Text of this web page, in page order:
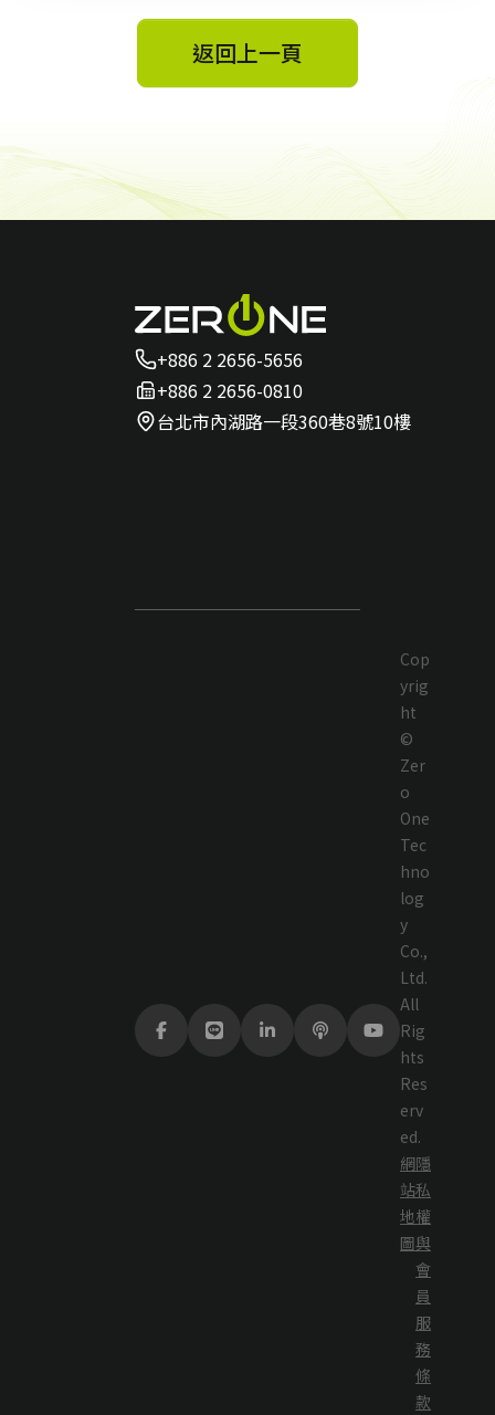
返回上一頁
+886 2 2656-5656
+886 2 2656-0810
台北市內湖路一段360巷8號10樓
Cop
yrig
ht
©
Zer
o
One
Tec
hno
log
y
Co.,
Ltd.
All
Rig
hts
Res
erv
ed.
網
站
地
圖
隱
私
權
與
會
員
服
務
條
款